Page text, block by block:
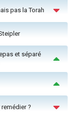
pas la Torah
et séparé
?